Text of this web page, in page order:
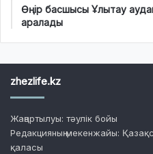
Өңір басшысы Ұлытау
аралады
zhezlife.kz
Жаңартылуы: тәулік бойы
Редакцияның мекенжайы:
қаласы